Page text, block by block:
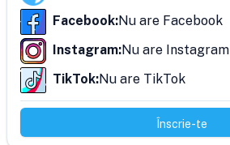
Facebook:Nu are Facebook
Instagram:Nu are Instagram
TikTok:Nu are TikTok
Înscrie-te